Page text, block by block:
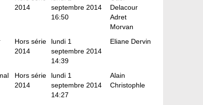
2014
septembre 2014
16:50
Delacour
Adret
Morvan
Hors série
2014
lundi 1
septembre 2014
14:39
Eliane Dervin
Hors série
2014
lundi 1
septembre 2014
14:27
Alain
Christophle